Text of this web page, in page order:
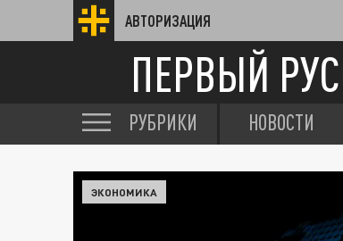
АВТОРИЗАЦИЯ
ПЕРВЫЙ
РУБРИКИ НОВОСТИ
ЭКОНОМИКА